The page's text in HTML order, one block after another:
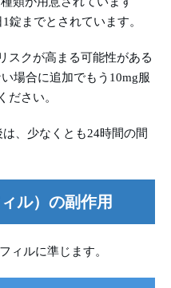
錠までとされています。
スクが高まる可能性がある
場合に追加でもう10mg服
ださい。
、少なくとも24時間の間
ル）の副作用
ィルに準じます。